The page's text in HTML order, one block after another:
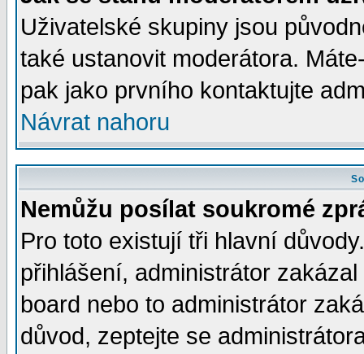
Uživatelské skupiny jsou
také ustanovit moderátora.
pak jako prvního kontaktujte
Návrat nahoru
Nemůžu posílat soukromé
Pro toto existují tři hlavní
přihlášení, administrátor
board nebo to administrátor
důvod, zeptejte se